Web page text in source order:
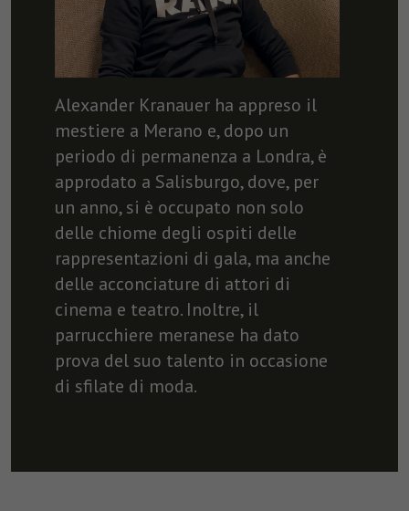
Alexander Kranauer ha appreso il
mestiere a Merano e, dopo un
periodo di permanenza a Londra, è
approdato a Salisburgo, dove, per
un anno, si è occupato non solo
delle chiome degli ospiti delle
rappresentazioni di gala, ma anche
delle acconciature di attori di
cinema e teatro. Inoltre, il
parrucchiere meranese ha dato
prova del suo talento in occasione
di sfilate di moda.
Finalità
Facebook imposta questo cookie per
mostrare agli utenti pubblicità pertinenti
tracciando il comportamento degli utenti sul
web, sui siti che hanno Facebook pixel o
Facebook social plugin.